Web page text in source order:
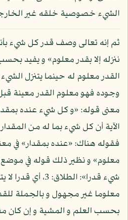
الشيء خصوصية خلقه غير
ثم إنه تعالى وصف قدر كل شيء
ننزله إلا بقدر معلوم» و يفيد
القدر معلوم له حينما يتنزل
وجوده فهو معلوم القدر معينة قبل
الآية أن كل شيء بما له من
فقوله هناك: «عنده بمقدار» في
معلوم» و نظير ذلك قوله في
شيء قدرا»: الطلاق:
معلوما غير مجهول و بالجملة
بحسب العلم و المشية و إن كان